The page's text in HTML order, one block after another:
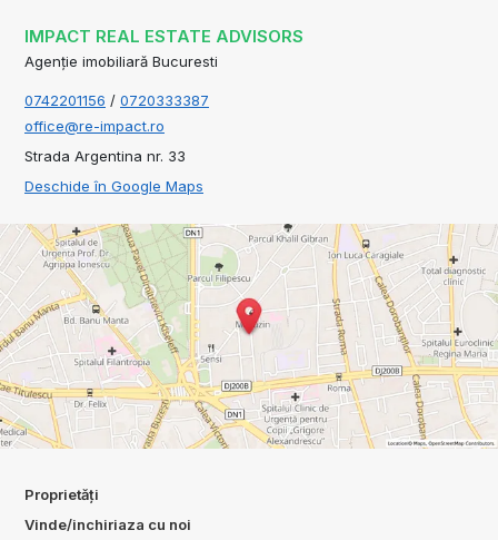
IMPACT REAL ESTATE ADVISORS
Agenție imobiliară Bucuresti
0742201156 / 0720333387
office@re-impact.ro
Strada Argentina nr. 33
Deschide în Google Maps
Proprietăți
Vinde/inchiriaza cu noi